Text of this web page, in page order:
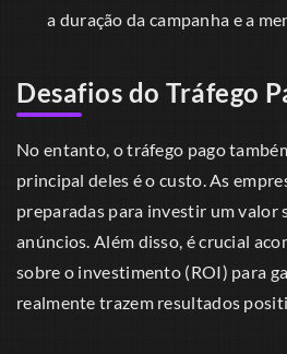
a duração da campanha e a
Desafios do Tráfego
No entanto, o tráfego pago
principal deles é o custo. As
preparadas para investir um valor
anúncios. Além disso, é crucial
sobre o investimento (ROI) para
realmente trazem resultados